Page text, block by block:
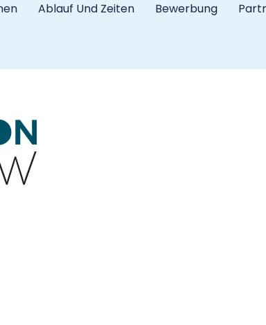
Ablauf Und Zeiten Bewerbung